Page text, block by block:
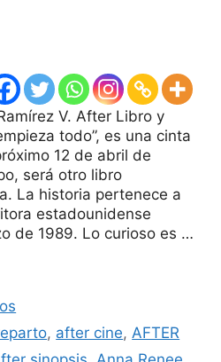
V. After Libro y
todo”, es una cinta
12 de abril de
será otro libro
La historia pertenece a
estadounidense
de 1989. Lo curioso es …
, after cine, AFTER